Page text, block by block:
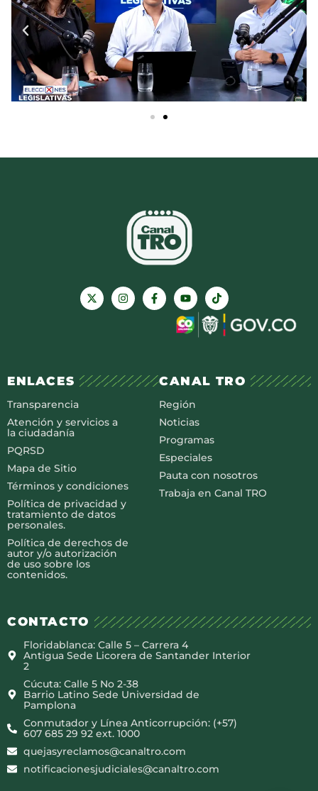
ENLACES
Transparencia
Atención y servicios a
la ciudadanía
PQRSD
Mapa de Sitio
Términos y condiciones
Política de privacidad y
tratamiento de datos
personales.
Política de derechos de
autor y/o autorización
de uso sobre los
contenidos.
CANAL TRO
Región
Noticias
Programas
Especiales
Pauta con nosotros
Trabaja en Canal TRO
CONTACTO
Floridablanca: Calle 5 – Carrera 4
Antigua Sede Licorera de Santander Interior
2
Cúcuta: Calle 5 No 2-38
Barrio Latino Sede Universidad de
Pamplona
Conmutador y Línea Anticorrupción: (+57)
607 685 29 92 ext. 1000
quejasyreclamos@canaltro.com
notificacionesjudiciales@canaltro.com